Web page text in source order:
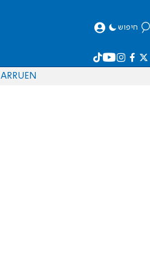
חיפוש
EN
RU
AR